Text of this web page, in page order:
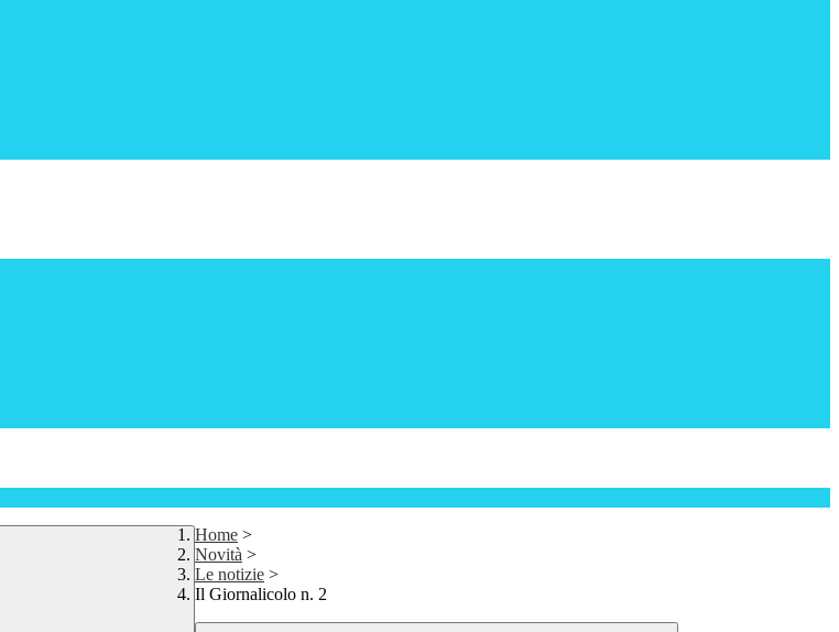
Home >
Novità >
Le notizie >
Il Giornalicolo n. 2